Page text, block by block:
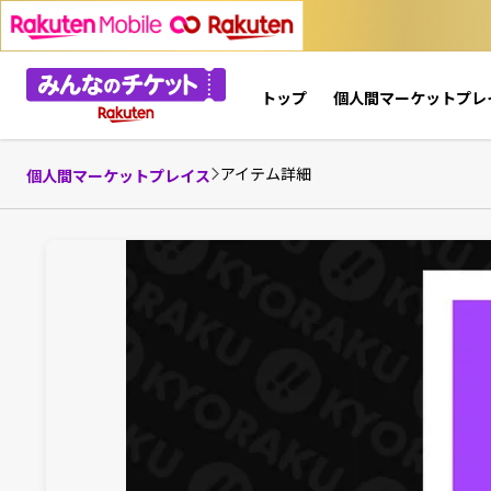
トップ 個人間マーケットプレ
個人間マーケットプレイス アイテム詳細